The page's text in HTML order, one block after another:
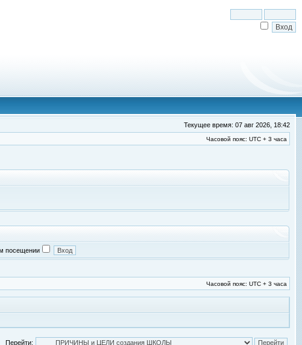
Текущее время: 07 авг 2026, 18:42
Часовой пояс: UTC + 3 часа
посещении
Часовой пояс: UTC + 3 часа
Перейти: